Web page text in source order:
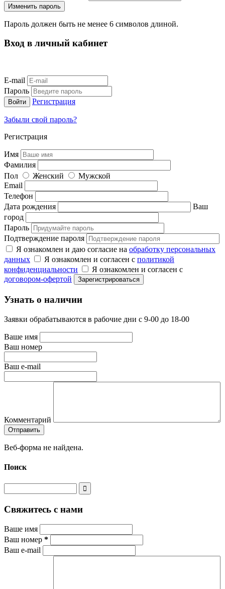
Пароль должен быть не менее 6 символов длиной.
Вход в личный кабинет
E-mail
Пароль
Регистрация
Забыли свой пароль?
Регистрация
Имя
Фамилия
Пол
Женский
Мужской
Email
Телефон
Дата рождения
Ваш
город
Пароль
Подтверждение пароля
Я ознакомлен и даю согласие на обработку персональных
данных
Я ознакомлен и согласен с политикой
конфиденциальности
Я ознакомлен и согласен с
договором-офертой
Узнать о наличии
Заявки обрабатываются в рабочие дни с 9-00 до 18-00
Ваше имя
Ваш номер
Ваш e-mail
Комментарий
Веб-форма не найдена.
Поиск
Свяжитесь с нами
Ваше имя
Ваш номер *
Ваш e-mail